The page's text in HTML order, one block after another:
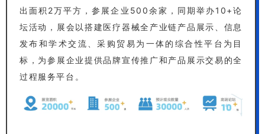
出面积2万平方，参展企业500余家，同期举办10+论
坛活动，展会以搭建医疗器械全产业链产品展示、信息
发布和学术交流、采购贸易为一体的综合性平台为目
标，为参展企业提供品牌宣传推广和产品展示交易的全
过程服务平台。